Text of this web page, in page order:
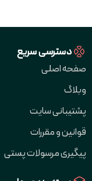
دسترسی سریع
صفحه اصلی
وبلاگ
پشتیبانی سایت
قوانین و مقررات
پیگیری مرسولات پستی